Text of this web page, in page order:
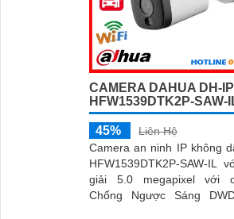
CAMERA DAHUA DH-
HFW1539DTK2P-SAW-
45%
Liên Hệ
Camera an ninh IP không
HFW1539DTK2P-SAW-IL
giải 5.0 megapixel với
Chống Ngược Sáng